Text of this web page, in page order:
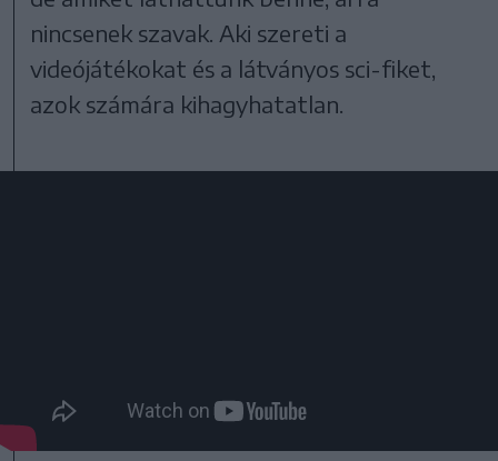
nincsenek szavak. Aki szereti a
videójátékokat és a látványos sci-fiket,
azok számára kihagyhatatlan.